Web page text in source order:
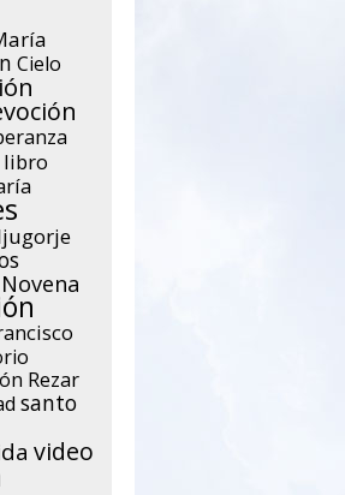
Cielo
libro
Novena
Rezar
santo
video